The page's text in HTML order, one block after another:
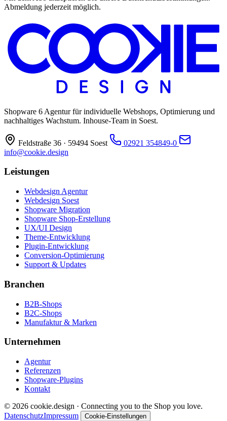
Abmeldung jederzeit möglich.
Shopware 6 Agentur für individuelle Webshops, Optimierung und
nachhaltiges Wachstum. Inhouse-Team in Soest.
Feldstraße 36 · 59494 Soest
02921 354849-0
info@cookie.design
Leistungen
Webdesign Agentur
Webdesign Soest
Shopware Migration
Shopware Shop-Erstellung
UX/UI Design
Theme-Entwicklung
Plugin-Entwicklung
Conversion-Optimierung
Support & Updates
Branchen
B2B-Shops
B2C-Shops
Manufaktur & Marken
Unternehmen
Agentur
Referenzen
Shopware-Plugins
Kontakt
© 2026 cookie.design · Connecting you to the Shop you love.
DatenschutzImpressum Cookie-Einstellungen